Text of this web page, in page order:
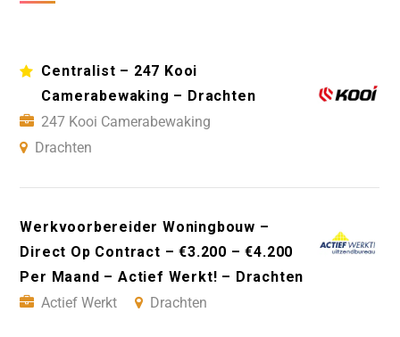
Centralist – 247 Kooi
Camerabewaking – Drachten
247 Kooi Camerabewaking
Drachten
Werkvoorbereider Woningbouw –
Direct Op Contract – €3.200 – €4.200
Per Maand – Actief Werkt! – Drachten
Actief Werkt
Drachten